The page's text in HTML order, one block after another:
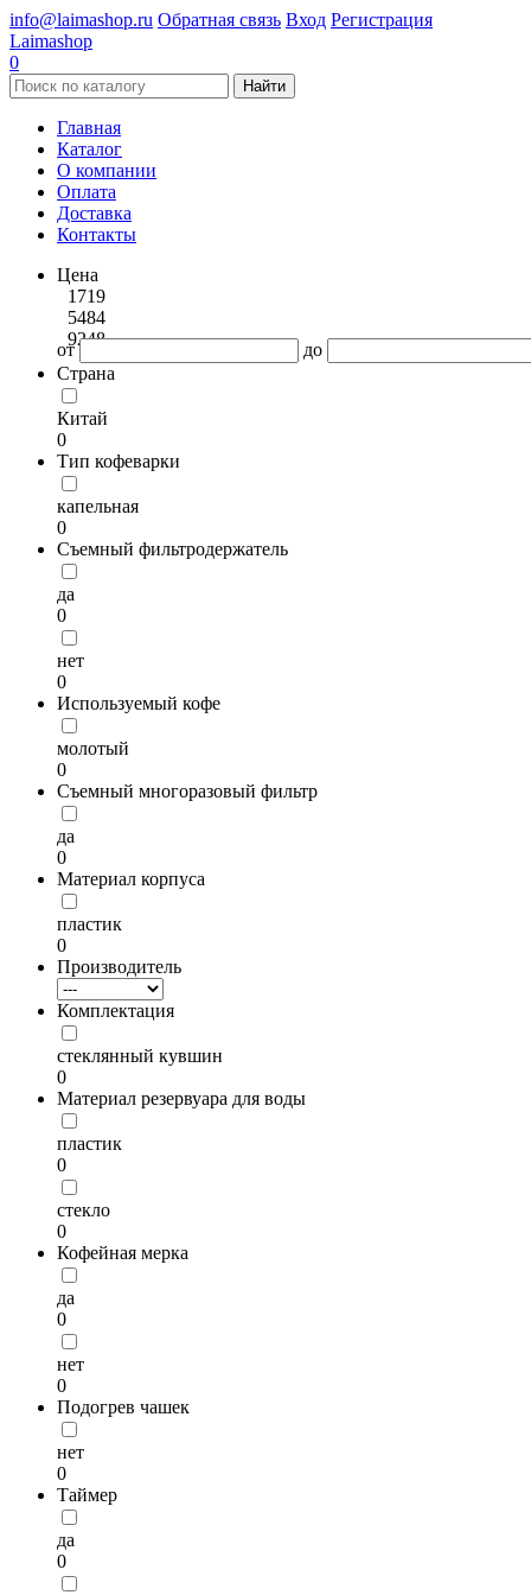
info@laimashop.ru Обратная связь Вход Регистрация
Laimashop
0
Найти
Главная
Каталог
О компании
Оплата
Доставка
Контакты
Цена
1719
5484
9248
от
до
Страна
Китай
0
Тип кофеварки
капельная
0
Съемный фильтродержатель
да
0
нет
0
Используемый кофе
молотый
0
Съемный многоразовый фильтр
да
0
Материал корпуса
пластик
0
Производитель
Комплектация
стеклянный кувшин
0
Материал резервуара для воды
пластик
0
стекло
0
Кофейная мерка
да
0
нет
0
Подогрев чашек
нет
0
Таймер
да
0